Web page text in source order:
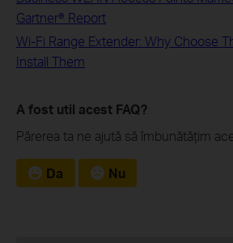
Gartner® Report
Wi-Fi Range Extender: Why Choose
Install Them
A fost util acest FAQ?
Părerea ta ne ajută să îmbunătățim
Da Nu